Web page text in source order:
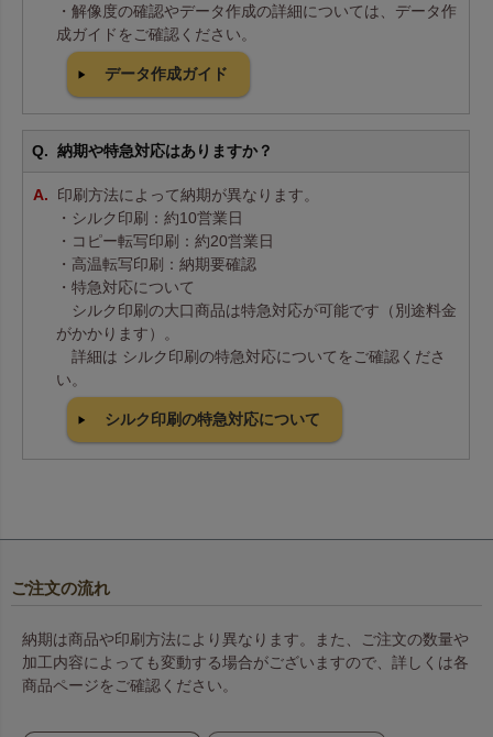
・解像度の確認やデータ作成の詳細については、データ作
成ガイドをご確認ください。
データ作成ガイド
納期や特急対応はありますか？
印刷方法によって納期が異なります。
・シルク印刷：約10営業日
・コピー転写印刷：約20営業日
・高温転写印刷：納期要確認
・特急対応について
シルク印刷の大口商品は特急対応が可能です（別途料金
がかかります）。
詳細は シルク印刷の特急対応についてをご確認くださ
い。
シルク印刷の特急対応について
ご注文の流れ
納期は商品や印刷方法により異なります。また、ご注文の数量や
加工内容によっても変動する場合がございますので、詳しくは各
商品ページをご確認ください。